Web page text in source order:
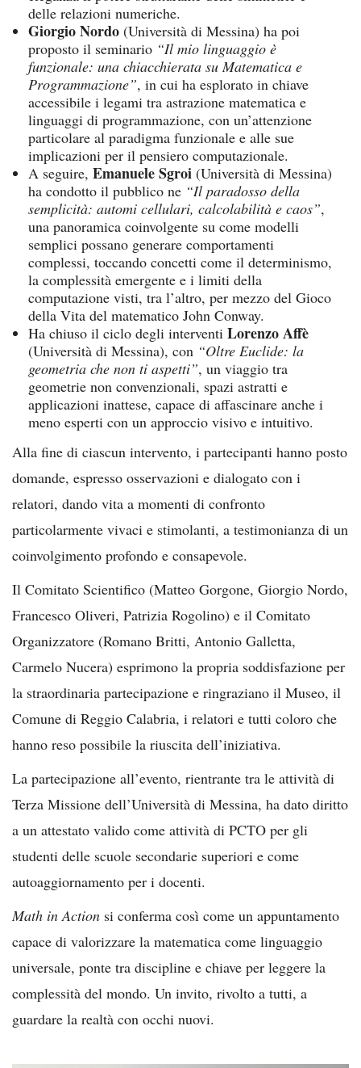
delle relazioni numeriche.
Giorgio Nordo (Università di Messina) ha poi
proposto il seminario “Il mio linguaggio è
funzionale: una chiacchierata su Matematica e
Programmazione”, in cui ha esplorato in chiave
accessibile i legami tra astrazione matematica e
linguaggi di programmazione, con un’attenzione
particolare al paradigma funzionale e alle sue
implicazioni per il pensiero computazionale.
A seguire, Emanuele Sgroi (Università di Messina)
ha condotto il pubblico ne “Il paradosso della
semplicità: automi cellulari, calcolabilità e caos”,
una panoramica coinvolgente su come modelli
semplici possano generare comportamenti
complessi, toccando concetti come il determinismo,
la complessità emergente e i limiti della
computazione visti, tra l’altro, per mezzo del Gioco
della Vita del matematico John Conway.
Ha chiuso il ciclo degli interventi Lorenzo Affè
(Università di Messina), con “Oltre Euclide: la
geometria che non ti aspetti”, un viaggio tra
geometrie non convenzionali, spazi astratti e
applicazioni inattese, capace di affascinare anche i
meno esperti con un approccio visivo e intuitivo.
Alla fine di ciascun intervento, i partecipanti hanno posto
domande, espresso osservazioni e dialogato con i
relatori, dando vita a momenti di confronto
particolarmente vivaci e stimolanti, a testimonianza di un
coinvolgimento profondo e consapevole.
Il Comitato Scientifico (Matteo Gorgone, Giorgio Nordo,
Francesco Oliveri, Patrizia Rogolino) e il Comitato
Organizzatore (Romano Britti, Antonio Galletta,
Carmelo Nucera) esprimono la propria soddisfazione per
la straordinaria partecipazione e ringraziano il Museo, il
Comune di Reggio Calabria, i relatori e tutti coloro che
hanno reso possibile la riuscita dell’iniziativa.
La partecipazione all’evento, rientrante tra le attività di
Terza Missione dell’Università di Messina, ha dato diritto
a un attestato valido come attività di PCTO per gli
studenti delle scuole secondarie superiori e come
autoaggiornamento per i docenti.
Math in Action si conferma così come un appuntamento
capace di valorizzare la matematica come linguaggio
universale, ponte tra discipline e chiave per leggere la
complessità del mondo. Un invito, rivolto a tutti, a
guardare la realtà con occhi nuovi.